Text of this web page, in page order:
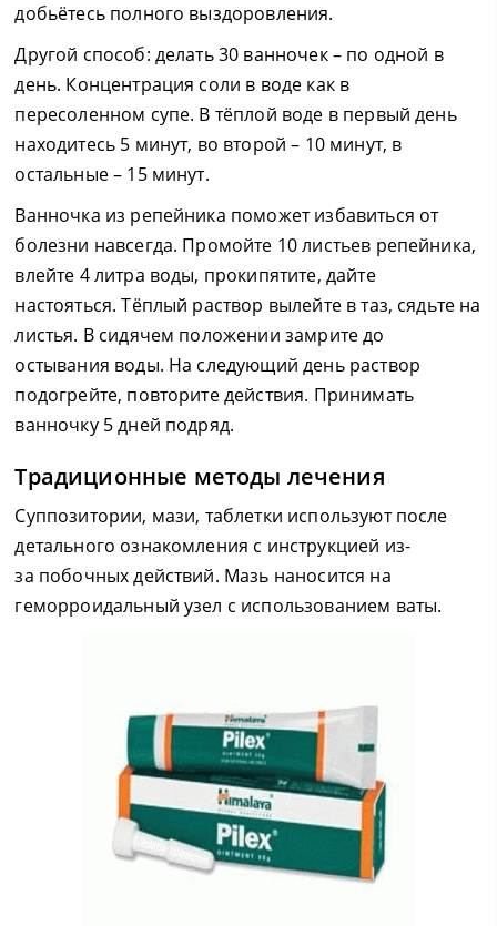
добьётесь полного выздоровления.
Другой способ: делать 30 ванночек – по одной в
день. Концентрация соли в воде как в
пересоленном супе. В тёплой воде в первый день
находитесь 5 минут, во второй – 10 минут, в
остальные – 15 минут.
Ванночка из репейника поможет избавиться от
болезни навсегда. Промойте 10 листьев репейника,
влейте 4 литра воды, прокипятите, дайте
настояться. Тёплый раствор вылейте в таз, сядьте на
листья. В сидячем положении замрите до
остывания воды. На следующий день раствор
подогрейте, повторите действия. Принимать
ванночку 5 дней подряд.
Традиционные методы лечения
Суппозитории, мази, таблетки используют после
детального ознакомления с инструкцией из-
за побочных действий. Мазь наносится на
геморроидальный узел с использованием ваты.